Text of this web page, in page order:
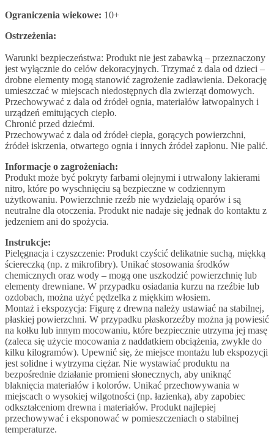
Ograniczenia wiekowe: 10+
Ostrzeżenia:
Warunki bezpieczeństwa: Produkt nie jest zabawką – przeznaczony
jest wyłącznie do celów dekoracyjnych. Trzymać z dala od dzieci –
drobne elementy mogą stanowić zagrożenie zadławienia. Dekorację
umieszczać w miejscach niedostępnych dla zwierząt domowych.
Przechowywać z dala od źródeł ognia, materiałów łatwopalnych i
urządzeń emitujących ciepło.
Chronić przed dziećmi.
Przechowywać z dala od źródeł ciepła, gorących powierzchni,
źródeł iskrzenia, otwartego ognia i innych źródeł zapłonu. Nie palić.
Informacje o zagrożeniach:
Produkt może być pokryty farbami olejnymi i utrwalony lakierami
nitro, które po wyschnięciu są bezpieczne w codziennym
użytkowaniu. Powierzchnie rzeźb nie wydzielają oparów i są
neutralne dla otoczenia. Produkt nie nadaje się jednak do kontaktu z
jedzeniem ani do spożycia.
Instrukcje:
Pielęgnacja i czyszczenie: Produkt czyścić delikatnie suchą, miękką
ściereczką (np. z mikrofibry). Unikać stosowania środków
chemicznych oraz wody – mogą one uszkodzić powierzchnię lub
elementy drewniane. W przypadku osiadania kurzu na rzeźbie lub
ozdobach, można użyć pędzelka z miękkim włosiem.
Montaż i ekspozycja: Figurę z drewna należy ustawiać na stabilnej,
płaskiej powierzchni. W przypadku płaskorzeźby można ją powiesić
na kołku lub innym mocowaniu, które bezpiecznie utrzyma jej masę
(zaleca się użycie mocowania z naddatkiem obciążenia, zwykle do
kilku kilogramów). Upewnić się, że miejsce montażu lub ekspozycji
jest solidne i wytrzyma ciężar. Nie wystawiać produktu na
bezpośrednie działanie promieni słonecznych, aby uniknąć
blaknięcia materiałów i kolorów. Unikać przechowywania w
miejscach o wysokiej wilgotności (np. łazienka), aby zapobiec
odkształceniom drewna i materiałów. Produkt najlepiej
przechowywać i eksponować w pomieszczeniach o stabilnej
temperaturze.